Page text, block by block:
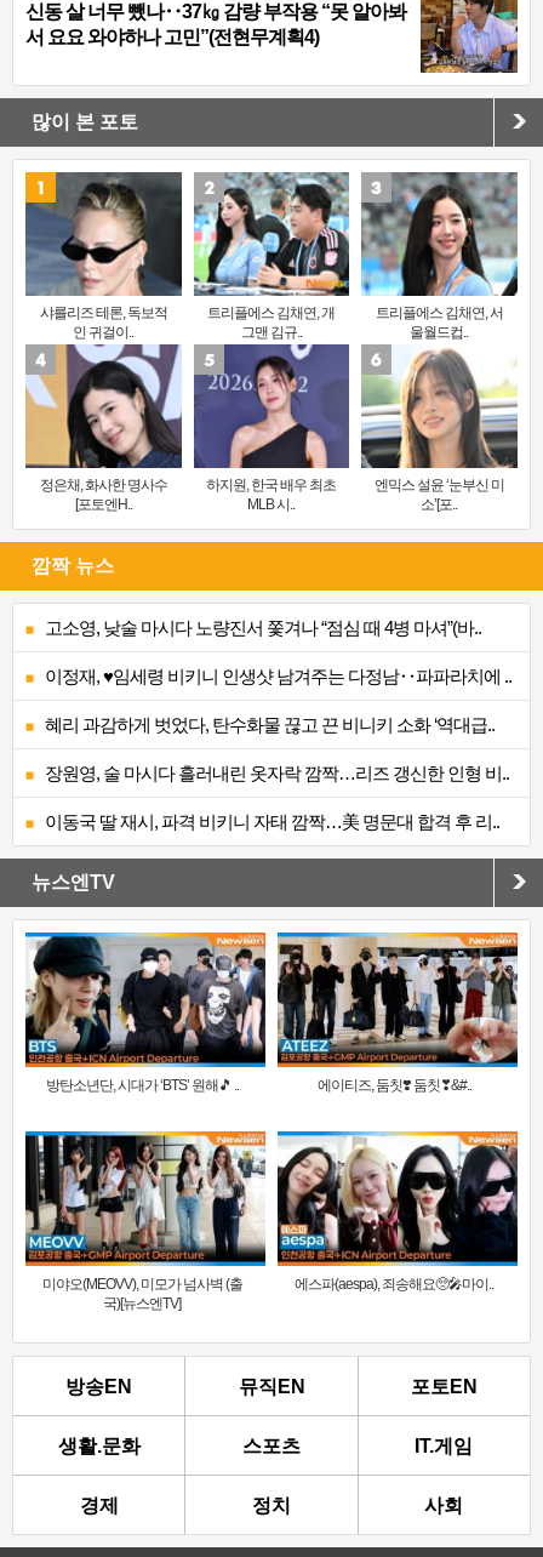
신동 살 너무 뺐나‥37㎏ 감량 부작용 “못 알아봐
서 요요 와야하나 고민”(전현무계획4)
많이 본 포토
샤를리즈 테론, 독보적
인 귀걸이..
트리플에스 김채연, 개
그맨 김규..
트리플에스 김채연, 서
울월드컵..
정은채, 화사한 명사수
[포토엔H..
하지원, 한국 배우 최초
MLB 시..
엔믹스 설윤 ‘눈부신 미
소’[포..
깜짝 뉴스
고소영, 낮술 마시다 노량진서 쫓겨나 “점심 때 4병 마셔”(바..
이정재, ♥임세령 비키니 인생샷 남겨주는 다정남‥파파라치에 ..
혜리 과감하게 벗었다, 탄수화물 끊고 끈 비니키 소화 ‘역대급..
장원영, 술 마시다 흘러내린 옷자락 깜짝…리즈 갱신한 인형 비..
이동국 딸 재시, 파격 비키니 자태 깜짝…美 명문대 합격 후 리..
뉴스엔TV
방탄소년단, 시대가 ‘BTS’ 원해🎵 .. 에이티즈, 둠칫❣️ 둠칫❣&#..
미야오(MEOVV), 미모가 넘사벽 (출
국)[뉴스엔TV]
에스파(aespa), 죄송해요🥺🎤마이..
방송EN 뮤직EN 포토EN
생활.문화 스포츠 IT.게임
경제 정치 사회